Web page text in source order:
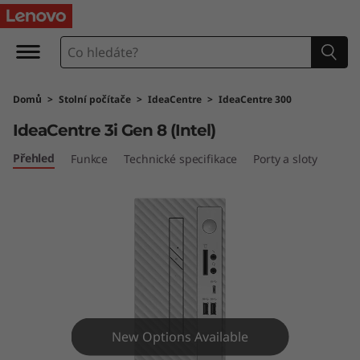
I
e
a
C
Domů > Stolní počítače > IdeaCentre > IdeaCentre 300
IdeaCentre 3i Gen 8 (Intel)
Přehled Funkce Technické specifikace Porty a sloty
New Options Available